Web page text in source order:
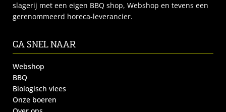
slagerij met een eigen BBQ shop, Webshop en tevens een
gerenommeerd horeca-leverancier.
GA SNEL NAAR
Webshop
BBQ
Biologisch vlees
Onze boeren